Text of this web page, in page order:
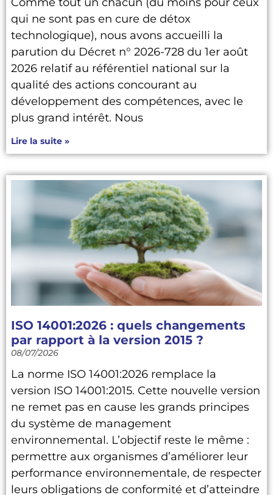
Comme tout un chacun (du moins pour ceux
qui ne sont pas en cure de détox
technologique), nous avons accueilli la
parution du Décret n° 2026-728 du 1er août
2026 relatif au référentiel national sur la
qualité des actions concourant au
développement des compétences, avec le
plus grand intérêt. Nous
Lire la suite »
ISO 14001:2026 : quels changements
par rapport à la version 2015 ?
08/07/2026
La norme ISO 14001:2026 remplace la
version ISO 14001:2015. Cette nouvelle version
ne remet pas en cause les grands principes
du système de management
environnemental. L’objectif reste le même :
permettre aux organismes d’améliorer leur
performance environnementale, de respecter
leurs obligations de conformité et d’atteindre